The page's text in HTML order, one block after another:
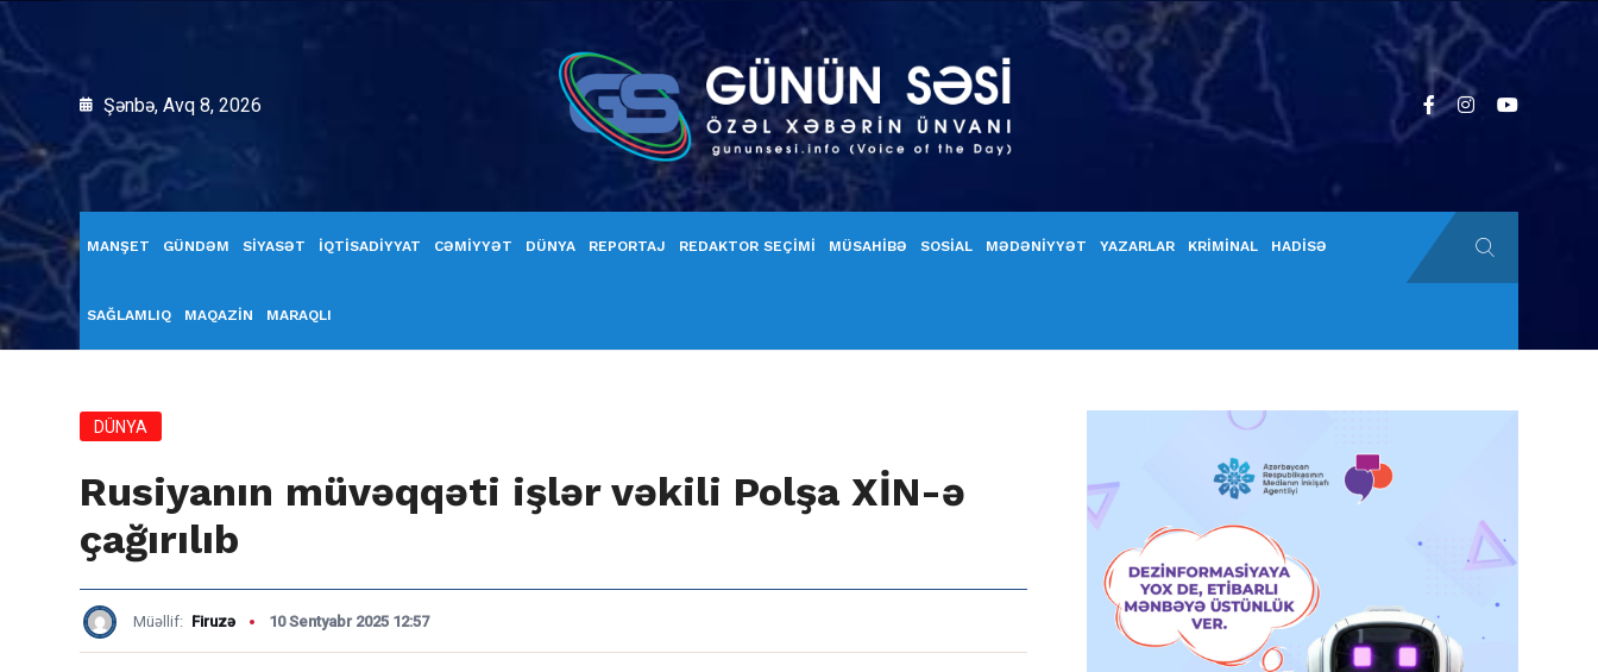
Şənbə, Avq 8, 2026
MANŞET GÜNDƏM SİYASƏT İQTİSADİYYAT CƏMİYYƏT DÜNYA REPORTAJ REDAKTOR SEÇİMİ MÜSAHİBƏ SOSİAL MƏDƏNİYYƏT YAZARLAR KRİMİNAL HADİSƏ
SAĞLAMLIQ MAQAZİN MARAQLI
DÜNYA
Rusiyanın müvəqqəti işlər vəkili Polşa XİN-ə
çağırılıb
Müəllif: Firuzə 10 Sentyabr 2025 12:57